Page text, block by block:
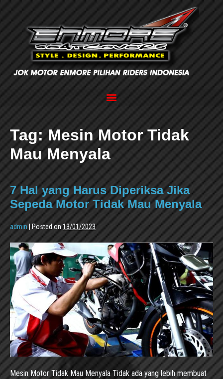
Tag: Mesin Motor Tidak
Mau Menyala
7 Hal yang Harus Diperiksa Jika
Sepeda Motor Tidak Mau Menyala
admin |Posted on13/01/2023
Mesin Motor Tidak Mau Menyala Tidak ada yang lebih membuat